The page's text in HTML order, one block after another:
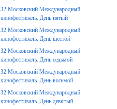
32 Московский Международный
кинофестиваль. День пятый
32 Московский Международный
кинофестиваль. День шестой
32 Московский Международный
кинофестиваль. День седьмой
32 Московский Международный
кинофестиваль. День восьмой
32 Московский Международный
кинофестиваль. День девятый